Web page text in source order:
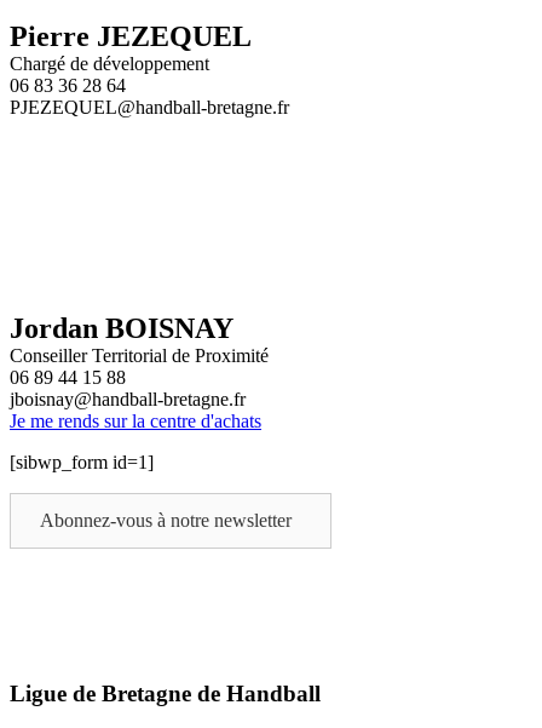
Pierre JEZEQUEL
Chargé de développement
06 83 36 28 64
PJEZEQUEL@handball-bretagne.fr
Jordan BOISNAY
Conseiller Territorial de Proximité
06 89 44 15 88
jboisnay@handball-bretagne.fr
Je me rends sur la centre d'achats
[sibwp_form id=1]
Abonnez-vous à notre newsletter
Ligue de Bretagne de Handball